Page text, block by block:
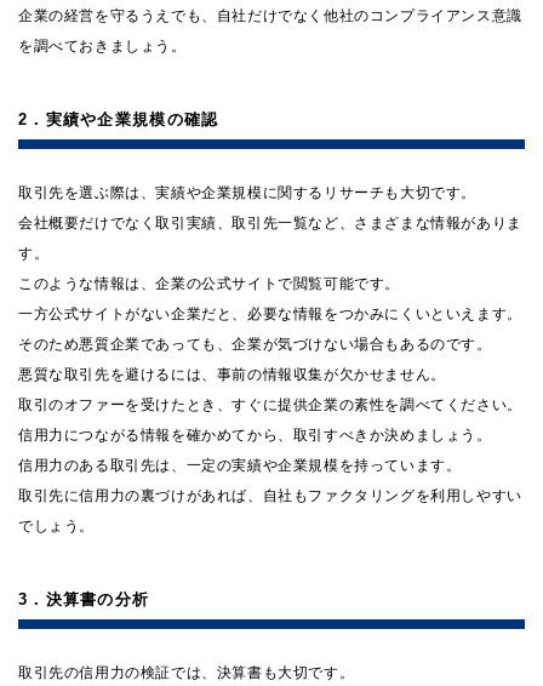
企業の経営を守るうえでも、自社だけでなく他社のコンプライアンス意識
を調べておきましょう。
2．実績や企業規模の確認
取引先を選ぶ際は、実績や企業規模に関するリサーチも大切です。
会社概要だけでなく取引実績、取引先一覧など、さまざまな情報がありま
す。
このような情報は、企業の公式サイトで閲覧可能です。
一方公式サイトがない企業だと、必要な情報をつかみにくいといえます。
そのため悪質企業であっても、企業が気づけない場合もあるのです。
悪質な取引先を避けるには、事前の情報収集が欠かせません。
取引のオファーを受けたとき、すぐに提供企業の素性を調べてください。
信用力につながる情報を確かめてから、取引すべきか決めましょう。
信用力のある取引先は、一定の実績や企業規模を持っています。
取引先に信用力の裏づけがあれば、自社もファクタリングを利用しやすい
でしょう。
3．決算書の分析
取引先の信用力の検証では、決算書も大切です。